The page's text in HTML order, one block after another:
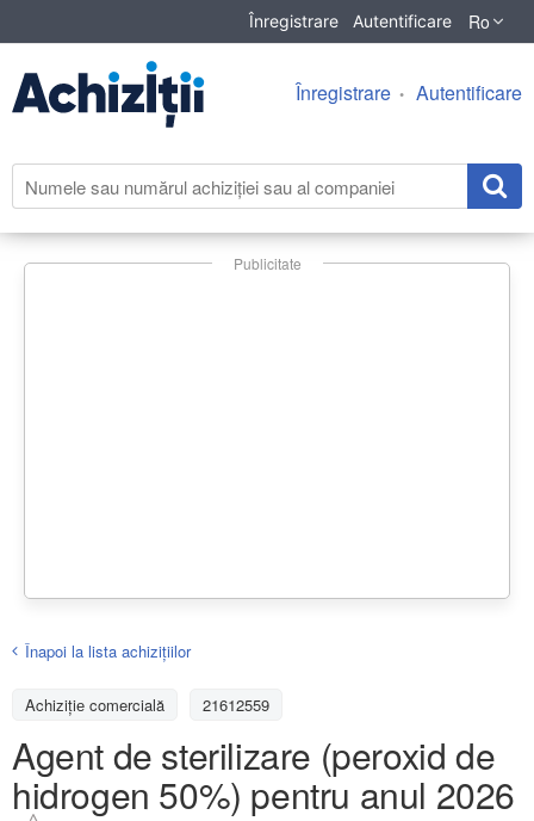
Înregistrare Autentificare Ro
Înregistrare Autentificare
Publicitate
Înapoi la lista achiziţiilor
Achizițiе comercială 21612559
Agent de sterilizare (peroxid de
hidrogen 50%) pentru anul 2026